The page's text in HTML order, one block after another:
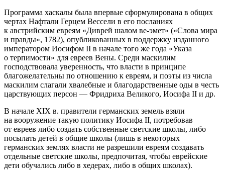
Программа хаскалы была впервые сформулирована в общих
чертах Нафтали Герцем Вессели в его посланиях
к австрийским евреям «Диврей шалом ве-эмет» («Слова мира
и правды», 1782), опубликованных в поддержку изданного
императором Иосифом II в начале того же года «Указа
о терпимости» для евреев Вены. Среди маскилим
господствовала уверенность, что власти в принципе
благожелательны по отношению к евреям, и поэты из числа
маскилим слагали хвалебные и благодарственные оды в честь
царствующих персон — Фридриха Великого, Иосифа II и др.
В начале XIX в. правители германских земель взяли
на вооружение такую политику Иосифа II, потребовав
от евреев либо создать собственные светские школы, либо
посылать детей в общие школы (лишь в некоторых
германских землях власти не разрешили евреям создавать
отдельные светские школы, предпочитая, чтобы еврейские
дети обучались либо в хедерах, либо в общих школах).